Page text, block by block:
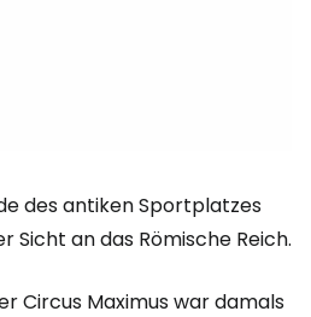
des antiken Sportplatzes
Sicht an das Römische Reich.
Circus Maximus war damals